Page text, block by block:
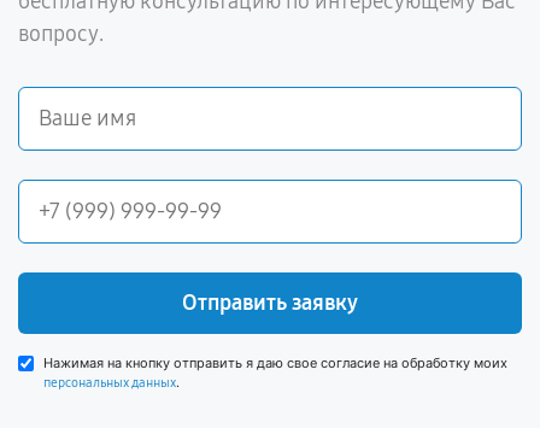
вопросу.
Отправить заявку
Нажимая на кнопку отправить я даю свое согласие на обработку моих
персональных данных.